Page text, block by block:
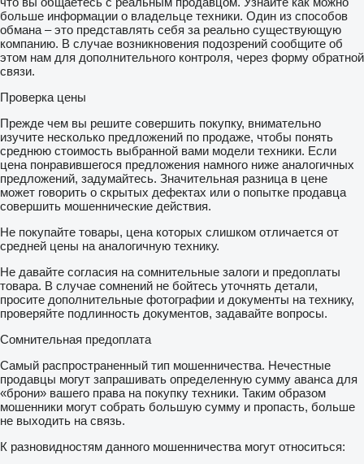
больше информации о владельце техники. Один из способов
обмана – это представлять себя за реально существующую
компанию. В случае возникновения подозрений сообщите об
этом нам для дополнительного контроля, через форму обратной
связи.
Проверка цены
Прежде чем вы решите совершить покупку, внимательно
изучите несколько предложений по продаже, чтобы понять
среднюю стоимость выбранной вами модели техники. Если
цена понравившегося предложения намного ниже аналогичных
предложений, задумайтесь. Значительная разница в цене
может говорить о скрытых дефектах или о попытке продавца
совершить мошеннические действия.
Не покупайте товары, цена которых слишком отличается от
средней цены на аналогичную технику.
Не давайте согласия на сомнительные залоги и предоплаты
товара. В случае сомнений не бойтесь уточнять детали,
просите дополнительные фотографии и документы на технику,
проверяйте подлинность документов, задавайте вопросы.
Сомнительная предоплата
Самый распространенный тип мошенничества. Нечестные
продавцы могут запрашивать определенную сумму аванса для
«брони» вашего права на покупку техники. Таким образом
мошенники могут собрать большую сумму и пропасть, больше
не выходить на связь.
К разновидностям данного мошенничества могут относиться: